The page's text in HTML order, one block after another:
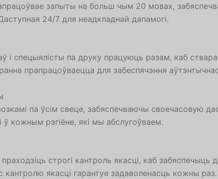
запыты на больш чым 20 мовах,
24/7 для неадкладнай дапамогі.
і спецыялісты па друку працуюць разам, каб
прапрацоўваецца для забеспячэння
па ўсім свеце, забяспечваючы своечасовую
кожным рэгіёне, які мы абслугоўваем.
строгі кантроль якасці, каб забяспечыць
якасці гарантуе задаволенасць кожны раз.